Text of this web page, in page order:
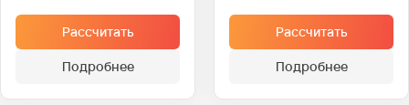
Рассчитать
Подробнее
Рассчитать
Подробнее